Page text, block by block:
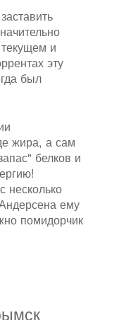
и
эту
был
жира, а сам
белков и
несколько
ему
помидорчик